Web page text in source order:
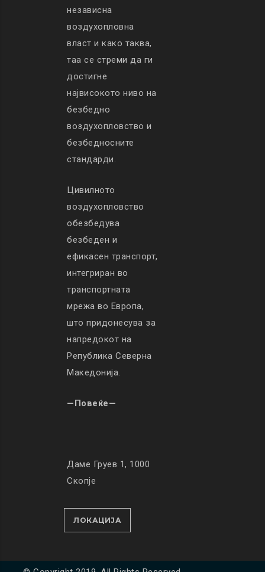
независна
воздухопловна
власт и како таква,
таа се стреми да ги
достигне
највисокото ниво на
безбедно
воздухопловство и
безбедносните
стандарди.
Цивилното
воздухопловство
обезбедува
безбеден и
ефикасен транспорт,
интегриран во
транспортната
мрежа во Европа,
што придонесува за
напредокот на
Република Северна
Македонија.
—Повеќе—
Даме Груев 1, 1000
Скопје
ЛОКАЦИЈА